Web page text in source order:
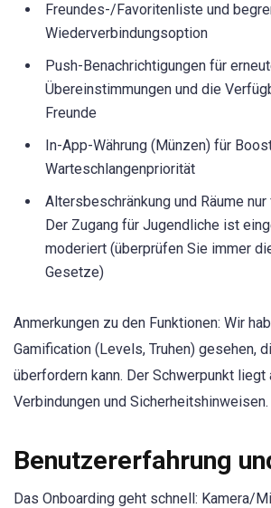
Freundes-/Favoritenliste und
Wiederverbindungsoption
Push-Benachrichtigungen für
Übereinstimmungen und die
Freunde
In-App-Währung (Münzen) für
Warteschlangenpriorität
Altersbeschränkung und Räume
Der Zugang für Jugendliche ist
moderiert (überprüfen Sie immer
Gesetze)
Anmerkungen zu den Funktionen: Wir
Gamification (Levels, Truhen) gesehen,
überfordern kann. Der Schwerpunkt
Verbindungen und Sicherheitshinweisen.
Benutzererfahrung
Das Onboarding geht schnell: Kamera/